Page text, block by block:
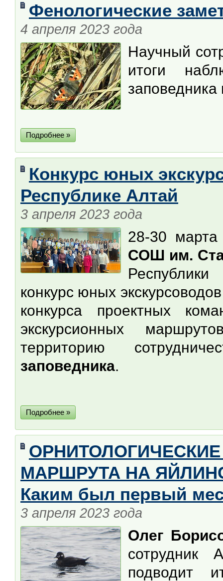
Фенологические
4 апреля 2023 года
Научный
итоги
заповедника
Подробнее »
Конкурс юных
Республике Алтай
3 апреля 2023 года
28-30
СОШ им.
конкурс юных
конкурса проектных
экскурсионных
территорию
заповедника.
Подробнее »
МАРШРУТА НА
Каким был первый
3 апреля 2023 года
Олег
сотрудник
подводит